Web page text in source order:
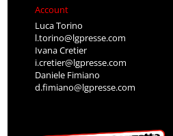
Account
Luca Torino
l.torino@lgpresse.com
Ivana Cretier
i.cretier@lgpresse.com
Daniele Fimiano
d.fimiano@lgpresse.com